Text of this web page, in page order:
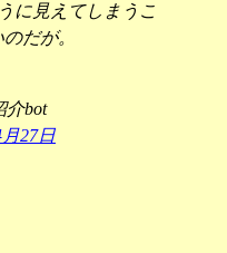
に見えてしまうこ
だが。
bot
27日